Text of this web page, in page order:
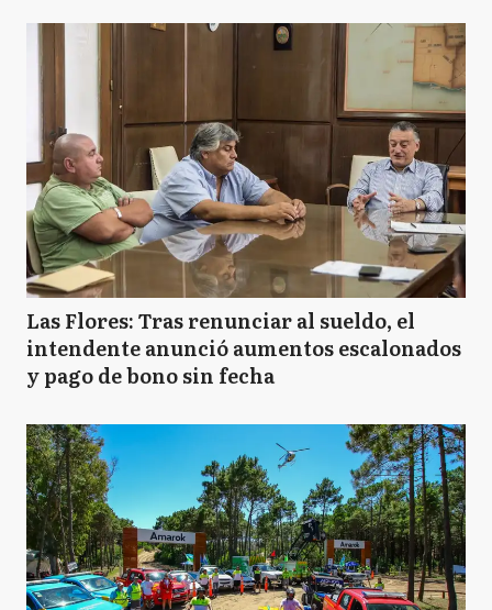
Las Flores: Tras renunciar al sueldo, el
intendente anunció aumentos escalonados
y pago de bono sin fecha